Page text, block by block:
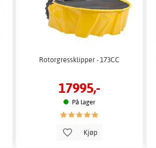
Rotorgressklipper - 173CC
17995,-
På lager
Kjøp